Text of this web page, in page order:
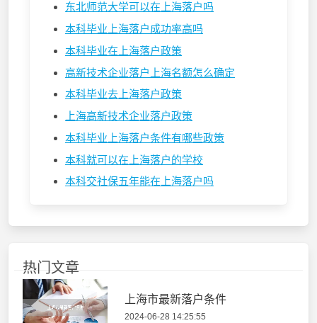
东北师范大学可以在上海落户吗
本科毕业上海落户成功率高吗
本科毕业在上海落户政策
高新技术企业落户上海名额怎么确定
本科毕业去上海落户政策
上海高新技术企业落户政策
本科毕业上海落户条件有哪些政策
本科就可以在上海落户的学校
本科交社保五年能在上海落户吗
热门文章
上海市最新落户条件
2024-06-28 14:25:55